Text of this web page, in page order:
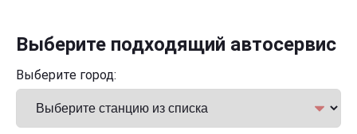
Выберите подходящий автосервис
Выберите город: